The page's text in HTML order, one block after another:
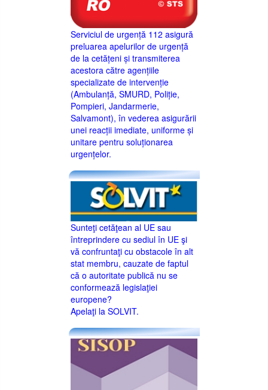
Serviciul de urgență 112 asigură
preluarea apelurilor de urgență
de la cetățeni și transmiterea
acestora către agențiile
specializate de intervenție
(Ambulanță, SMURD, Poliție,
Pompieri, Jandarmerie,
Salvamont), în vederea asigurării
unei reacții imediate, uniforme și
unitare pentru soluționarea
urgențelor.
Sunteţi cetăţean al UE sau
întreprindere cu sediul în UE şi
vă confruntaţi cu obstacole în alt
stat membru, cauzate de faptul
că o autoritate publică nu se
conformează legislaţiei
europene?
Apelaţi la SOLVIT.